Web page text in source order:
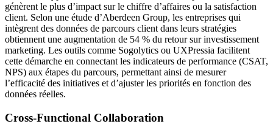
génèrent le plus d’impact sur le chiffre d’affaires ou la satisfaction
client. Selon une étude d’Aberdeen Group, les entreprises qui
intègrent des données de parcours client dans leurs stratégies
obtiennent une augmentation de 54 % du retour sur investissement
marketing. Les outils comme Sogolytics ou UXPressia facilitent
cette démarche en connectant les indicateurs de performance (CSAT,
NPS) aux étapes du parcours, permettant ainsi de mesurer
l’efficacité des initiatives et d’ajuster les priorités en fonction des
données réelles.
Cross-Functional Collaboration